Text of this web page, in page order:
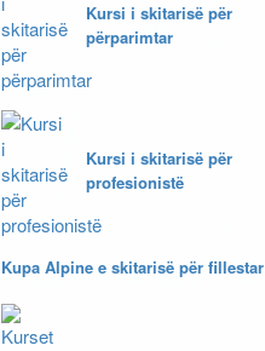
Kursi i skitarisë për
përparimtar
Kursi i skitarisë për
profesionistë
Kupa Alpine e skitarisë për fillestar